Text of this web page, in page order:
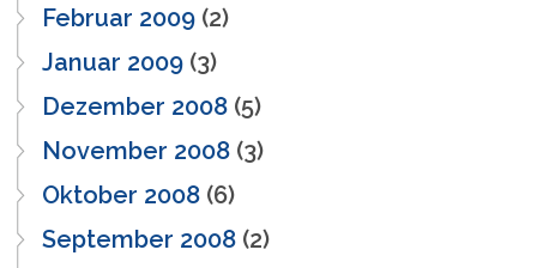
Februar 2009 (2)
Januar 2009 (3)
Dezember 2008 (5)
November 2008 (3)
Oktober 2008 (6)
September 2008 (2)